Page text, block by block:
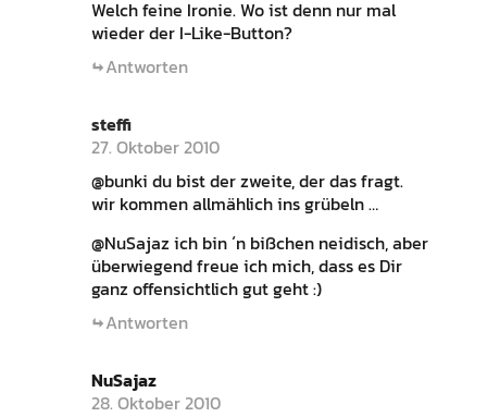
Welch feine Ironie. Wo ist denn nur mal
wieder der I-Like-Button?
Antworten
steffi
27. Oktober 2010
@bunki du bist der zweite, der das fragt.
wir kommen allmählich ins grübeln …
@NuSajaz ich bin ´n bißchen neidisch, aber
überwiegend freue ich mich, dass es Dir
ganz offensichtlich gut geht :)
Antworten
NuSajaz
28. Oktober 2010